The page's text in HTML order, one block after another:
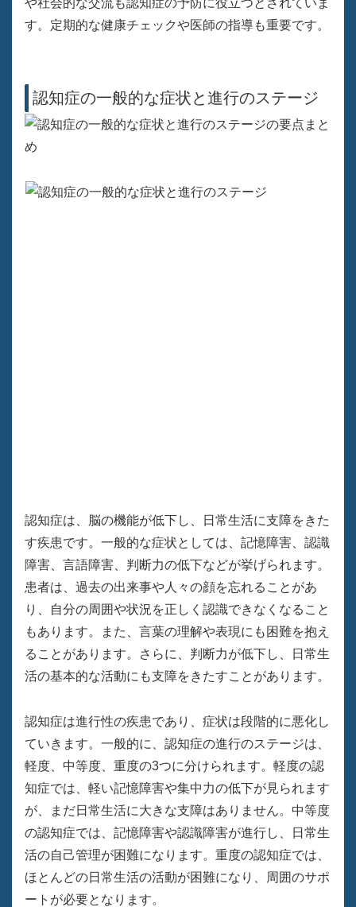
や社会的な交流も認知症の予防に役立つとされていま
す。定期的な健康チェックや医師の指導も重要です。
認知症の一般的な症状と進行のステージ
認知症は、脳の機能が低下し、日常生活に支障をきた
す疾患です。一般的な症状としては、記憶障害、認識
障害、言語障害、判断力の低下などが挙げられます。
患者は、過去の出来事や人々の顔を忘れることがあ
り、自分の周囲や状況を正しく認識できなくなること
もあります。また、言葉の理解や表現にも困難を抱え
ることがあります。さらに、判断力が低下し、日常生
活の基本的な活動にも支障をきたすことがあります。
認知症は進行性の疾患であり、症状は段階的に悪化し
ていきます。一般的に、認知症の進行のステージは、
軽度、中等度、重度の3つに分けられます。軽度の認
知症では、軽い記憶障害や集中力の低下が見られます
が、まだ日常生活に大きな支障はありません。中等度
の認知症では、記憶障害や認識障害が進行し、日常生
活の自己管理が困難になります。重度の認知症では、
ほとんどの日常生活の活動が困難になり、周囲のサポ
ートが必要となります。